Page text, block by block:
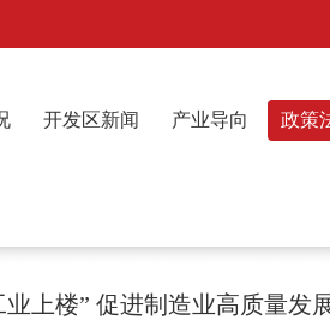
开发区新闻 产业导向 政策
上楼” 促进制造业高质量发